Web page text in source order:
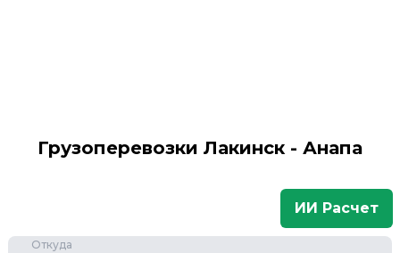
Грузоперевозки Лакинск - Анапа
ИИ Расчет
Откуда